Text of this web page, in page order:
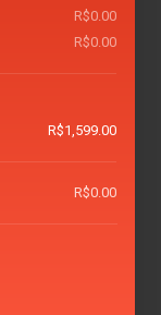
R$0.00
R$0.00
R$1,599.00
R$0.00